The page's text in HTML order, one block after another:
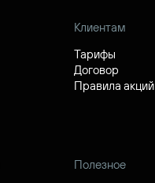
Клиентам
Тарифы
Договор
Правила акций
Полезное